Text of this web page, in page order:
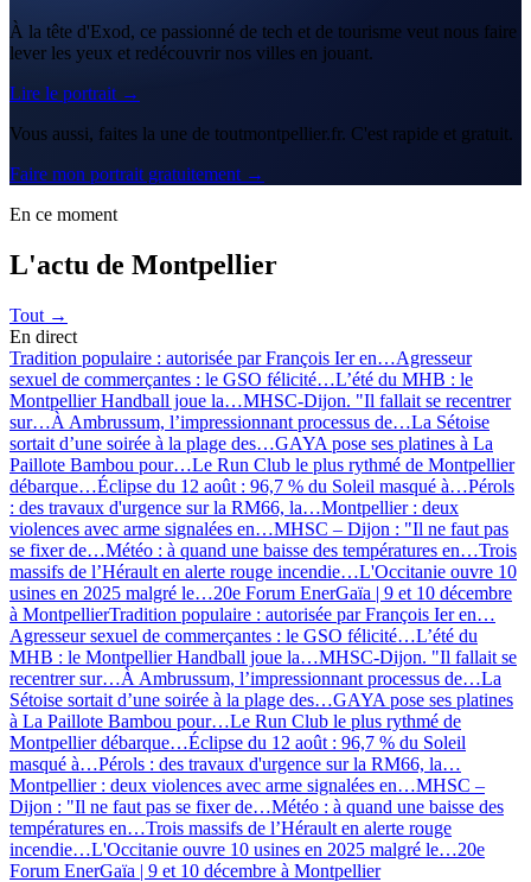
À la tête d'Exod, ce passionné de tech et de tourisme veut nous faire
lever les yeux et redécouvrir nos villes en jouant.
Lire le portrait →
Vous aussi, faites la une de toutmontpellier.fr. C'est rapide et gratuit.
Faire mon portrait gratuitement →
En ce moment
L'actu de Montpellier
Tout →
En direct
Tradition populaire : autorisée par François Ier en…Agresseur
sexuel de commerçantes : le GSO félicité…L’été du MHB : le
Montpellier Handball joue la…MHSC-Dijon. "Il fallait se recentrer
sur…À Ambrussum, l’impressionnant processus de…La Sétoise
sortait d’une soirée à la plage des…GAYA pose ses platines à La
Paillote Bambou pour…Le Run Club le plus rythmé de Montpellier
débarque…Éclipse du 12 août : 96,7 % du Soleil masqué à…Pérols
: des travaux d'urgence sur la RM66, la…Montpellier : deux
violences avec arme signalées en…MHSC – Dijon : "Il ne faut pas
se fixer de…Météo : à quand une baisse des températures en…Trois
massifs de l’Hérault en alerte rouge incendie…L'Occitanie ouvre 10
usines en 2025 malgré le…20e Forum EnerGaïa | 9 et 10 décembre
à MontpellierTradition populaire : autorisée par François Ier en…
Agresseur sexuel de commerçantes : le GSO félicité…L’été du
MHB : le Montpellier Handball joue la…MHSC-Dijon. "Il fallait se
recentrer sur…À Ambrussum, l’impressionnant processus de…La
Sétoise sortait d’une soirée à la plage des…GAYA pose ses platines
à La Paillote Bambou pour…Le Run Club le plus rythmé de
Montpellier débarque…Éclipse du 12 août : 96,7 % du Soleil
masqué à…Pérols : des travaux d'urgence sur la RM66, la…
Montpellier : deux violences avec arme signalées en…MHSC –
Dijon : "Il ne faut pas se fixer de…Météo : à quand une baisse des
températures en…Trois massifs de l’Hérault en alerte rouge
incendie…L'Occitanie ouvre 10 usines en 2025 malgré le…20e
Forum EnerGaïa | 9 et 10 décembre à Montpellier